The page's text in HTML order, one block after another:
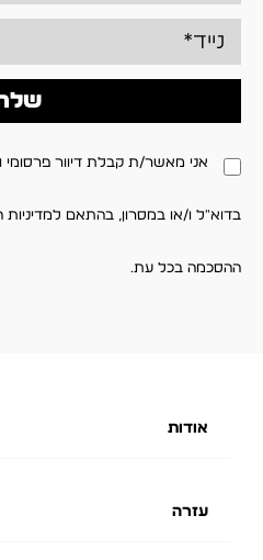
בדוא"ל ו/או במסרון, בהתאם
ההסכמה בכל עת.
אודות
עזרה